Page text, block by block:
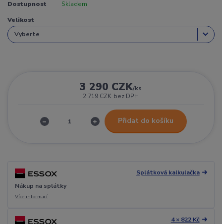
Dostupnost Skladem
Velikost
3 290 CZK/ks
2 719 CZK bez DPH
Přidat do košíku
Splátková kalkulačka
Nákup na splátky
Více informací
4 × 822 Kč